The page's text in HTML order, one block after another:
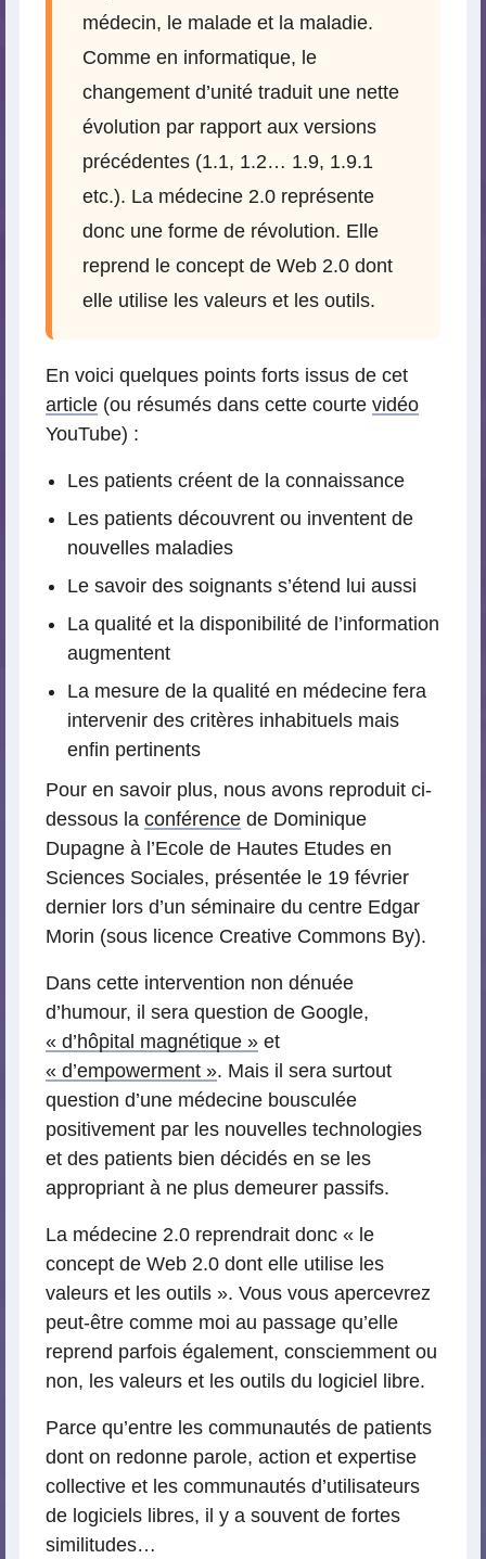
médecin, le malade et la maladie.
Comme en informatique, le
changement d’unité traduit une nette
évolution par rapport aux versions
précédentes (1.1, 1.2… 1.9, 1.9.1
etc.). La médecine 2.0 représente
donc une forme de révolution. Elle
reprend le concept de Web 2.0 dont
elle utilise les valeurs et les outils.
En voici quelques points forts issus de cet
article (ou résumés dans cette courte vidéo
YouTube) :
Les patients créent de la connaissance
Les patients découvrent ou inventent de
nouvelles maladies
Le savoir des soignants s’étend lui aussi
La qualité et la disponibilité de l’information
augmentent
La mesure de la qualité en médecine fera
intervenir des critères inhabituels mais
enfin pertinents
Pour en savoir plus, nous avons reproduit ci-
dessous la conférence de Dominique
Dupagne à l’Ecole de Hautes Etudes en
Sciences Sociales, présentée le 19 février
dernier lors d’un séminaire du centre Edgar
Morin (sous licence Creative Commons By).
Dans cette intervention non dénuée
d’humour, il sera question de Google,
« d’hôpital magnétique » et
« d’empowerment ». Mais il sera surtout
question d’une médecine bousculée
positivement par les nouvelles technologies
et des patients bien décidés en se les
appropriant à ne plus demeurer passifs.
La médecine 2.0 reprendrait donc « le
concept de Web 2.0 dont elle utilise les
valeurs et les outils ». Vous vous apercevrez
peut-être comme moi au passage qu’elle
reprend parfois également, consciemment ou
non, les valeurs et les outils du logiciel libre.
Parce qu’entre les communautés de patients
dont on redonne parole, action et expertise
collective et les communautés d’utilisateurs
de logiciels libres, il y a souvent de fortes
similitudes…